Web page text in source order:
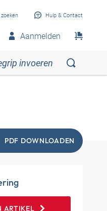
Hulp & Contact
Aanmelden
PDF DOWNLOADEN
ARTIKEL